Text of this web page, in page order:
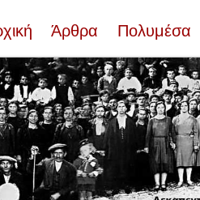
Άρθρα Πολυμέσα